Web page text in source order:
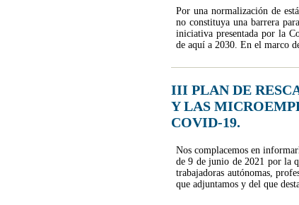
Por una normalización de
no constituya una barrera
iniciativa presentada por la
de aquí a 2030. En el marco
III PLAN DE
Y LAS
COVID-19.
Nos complacemos en
de 9 de junio de 2021 por la
trabajadoras autónomas,
que adjuntamos y del que